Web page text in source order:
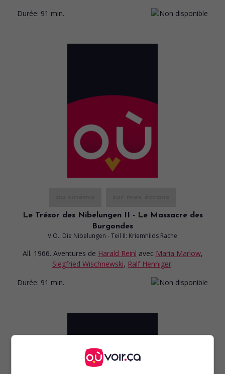
Durée: 91 min.
Le Trésor des Nibelungen II - Le Massacre des
Burgondes
V.O.: Die Nibelungen - Teil II: Kriemhilds Rache
All. 1966. Aventures de Harald Reinl avec Maria Marlow,
Siegfried Wischnewski, Ralf Henniger.
Durée: 91 min.